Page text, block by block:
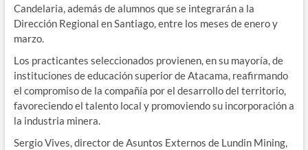
Candelaria, además de alumnos que se integrarán a la
Dirección Regional en Santiago, entre los meses de enero y
marzo.
Los practicantes seleccionados provienen, en su mayoría, de
instituciones de educación superior de Atacama, reafirmando
el compromiso de la compañía por el desarrollo del territorio,
favoreciendo el talento local y promoviendo su incorporación a
la industria minera.
Sergio Vives, director de Asuntos Externos de Lundin Mining,